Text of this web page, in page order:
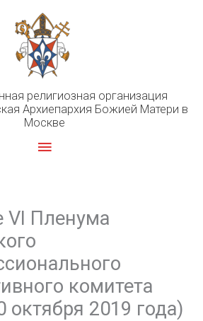
религиозная организация
Архиепархия Божией Матери в
Москве
Главное
VI Пленума
комитета
октября 2019 года)